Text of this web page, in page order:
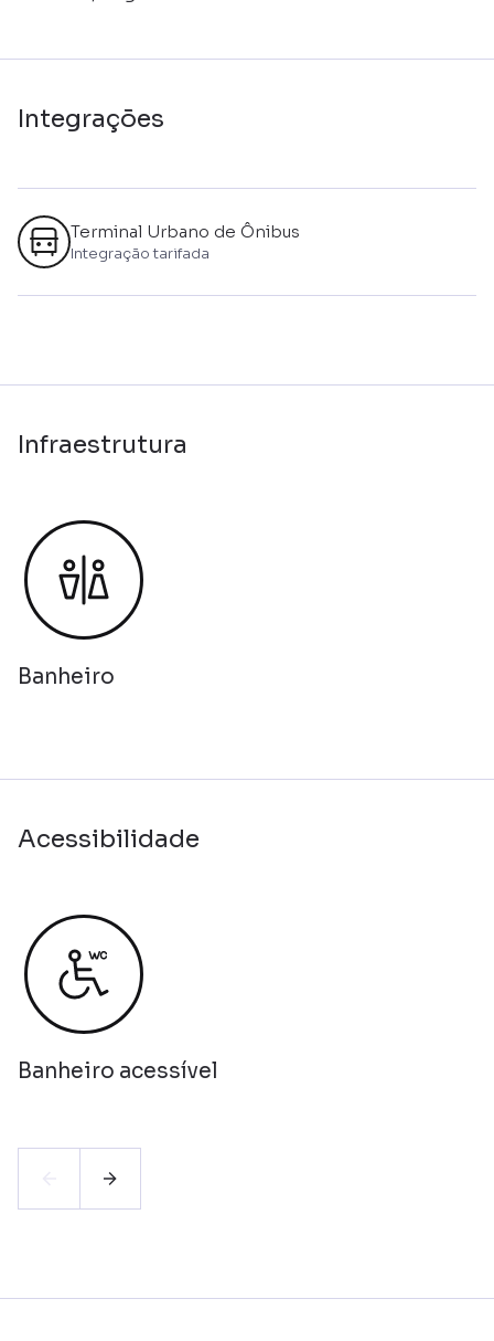
Integrações
Terminal Urbano de Ônibus
Integração tarifada
Infraestrutura
Banheiro
Acessibilidade
Banheiro acessível